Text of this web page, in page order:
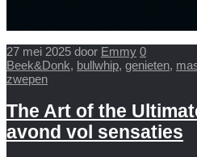
27 mei 2025 door Emmy 0
Beek&Donk, bullwhip, genieten,
zwepen
The Art of the
avond vol sensaties